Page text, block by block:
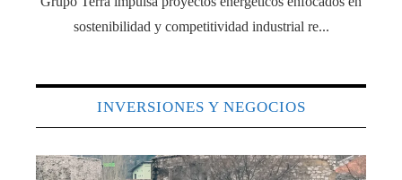
sostenibilidad y competitividad industrial re...
INVERSIONES Y NEGOCIOS